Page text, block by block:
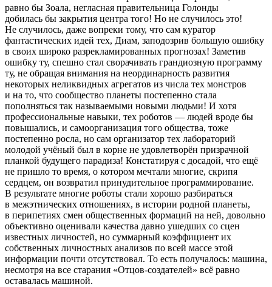
равно бы Зоала, негласная правительница Голонды
добилась бы закрытия центра того! Но не случилось это!
Не случилось, даже вопреки тому, что сам куратор
фантастических идей тех, Диам, заподозрив большую ошибку
в своих широко разрекламированных прогнозах! Заметив
ошибку ту, спешно стал сворачивать грандиозную программу
ту, не обращая внимания на неординарность развития
некоторых неликвидных агрегатов из числа тех монстров
и на то, что сообщество планеты постепенно стала
пополняться так называемыми новыми людьми! И хотя
профессиональные навыки, тех роботов — людей вроде бы
повышались, и самоорганизация того общества, тоже
постепенно росла, но сам организатор тех лабораторий
молодой учёный был в корне не удовлетворён призрачной
планкой будущего парадиза! Констатируя с досадой, что ещё
не пришло то время, о котором мечтали многие, скрипя
сердцем, он возвратил принудительное программирование.
В результате многие роботы стали хорошо разбираться
в межэтнических отношениях, в истории родной планеты,
в перипетиях смен общественных формаций на ней, довольно
объективно оценивали качества давно ушедших со сцен
известных личностей, но суммарный коэффициент их
собственных личностных анализов по всей массе этой
информации почти отсутствовал. То есть получалось: машина,
несмотря на все старания «Отцов-создателей» всё равно
оставалась машиной.